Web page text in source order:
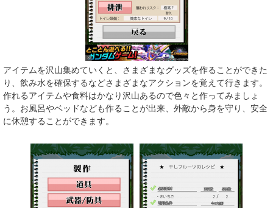
アイテムを沢山集めていくと、さまざまなグッズを作ることができた
り、飲み水を確保するなどさまざまなアクションを覚えて行きます。
作れるアイテムや食料はかなり沢山あるので色々と作ってみましょ
う。お風呂やベッドなども作ることが出来、外敵から身を守り、安全
に休憩することができます。